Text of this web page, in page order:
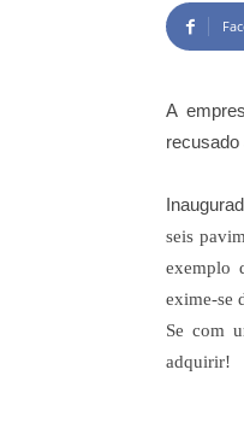
A
seis
exemplo
exime-se
Se com
adquirir!